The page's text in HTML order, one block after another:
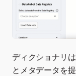
ディクショナリ
とメタデータを